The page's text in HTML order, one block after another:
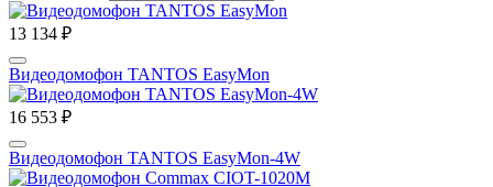
13 134 ₽
Видеодомофон TANTOS EasyMon
16 553 ₽
Видеодомофон TANTOS EasyMon-4W